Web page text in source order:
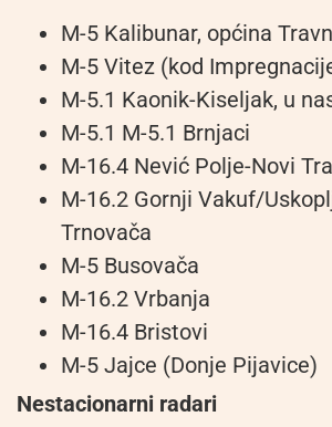
M-5 Kalibunar, općina
M-5 Vitez (kod
M-5.1 Kaonik-Kiseljak, u
M-5.1 M-5.1 Brnjaci
M-16.4 Nević Polje-Novi
M-16.2 Gornji Vakuf/
Trnovača
M-5 Busovača
M-16.2 Vrbanja
M-16.4 Bristovi
M-5 Jajce (Donje Pijavice)
Nestacionarni radari